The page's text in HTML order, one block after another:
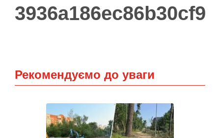
Рекомендуємо до уваги